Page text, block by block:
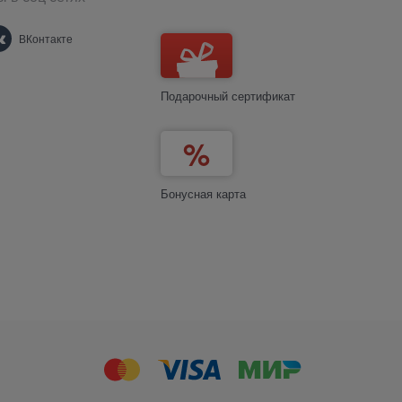
ВКонтакте
Подарочный сертификат
Бонусная карта